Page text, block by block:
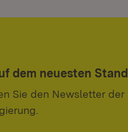
dem neuesten Stand
Sie den Newsletter der